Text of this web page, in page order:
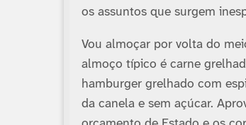
os assuntos que surgem
Vou almoçar por volta do
almoço tí­pico é carne
hamburger grelhado com
da canela e sem açúcar.